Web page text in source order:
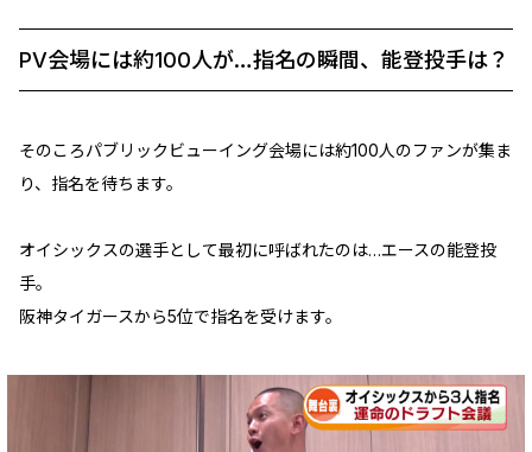
PV会場には約100人が…指名の瞬間、能登投手は？
そのころパブリックビューイング会場には約100人のファンが集ま
り、指名を待ちます。
オイシックスの選手として最初に呼ばれたのは…エースの能登投
手。
阪神タイガースから5位で指名を受けます。